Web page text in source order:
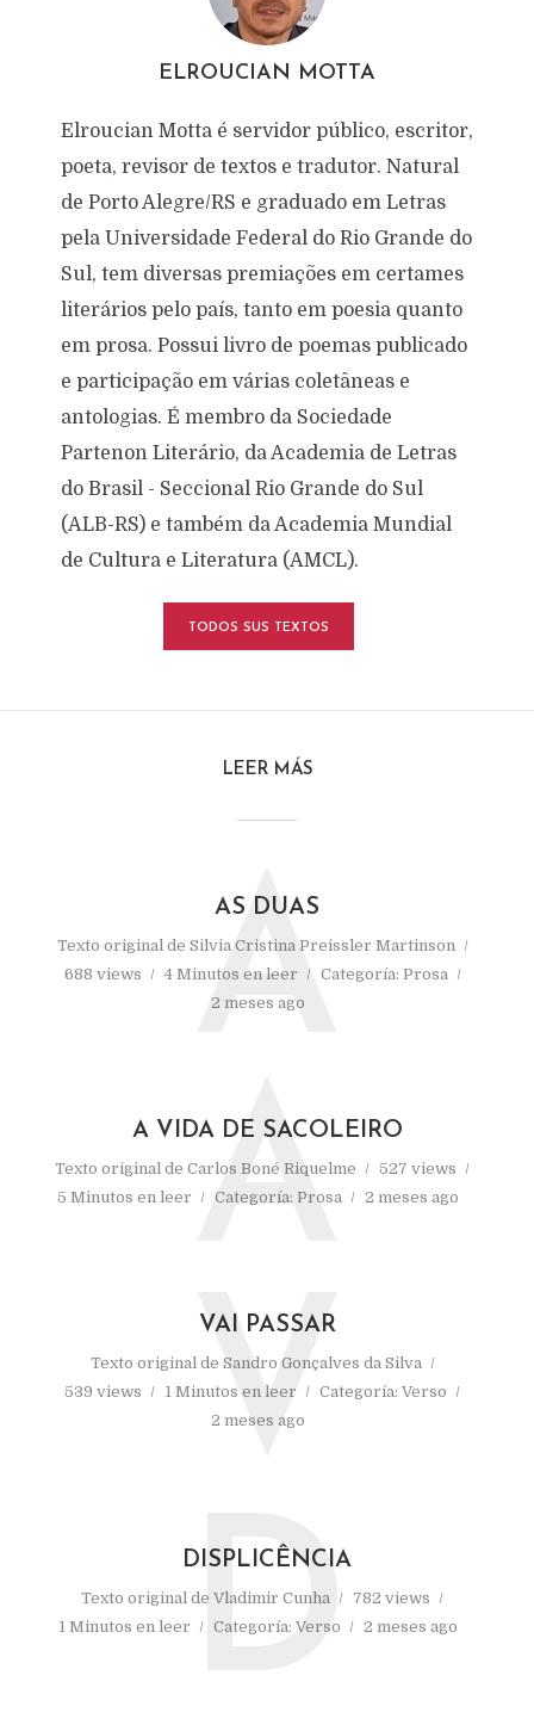
1 Minutos en leer
ELROUCIAN MOTTA
Elroucian Motta é servidor público, escritor,
poeta, revisor de textos e tradutor. Natural
de Porto Alegre/RS e graduado em Letras
pela Universidade Federal do Rio Grande do
Sul, tem diversas premiações em certames
literários pelo país, tanto em poesia quanto
em prosa. Possui livro de poemas publicado
e participação em várias coletâneas e
antologias. É membro da Sociedade
Partenon Literário, da Academia de Letras
do Brasil - Seccional Rio Grande do Sul
(ALB-RS) e também da Academia Mundial
de Cultura e Literatura (AMCL).
TODOS SUS TEXTOS
LEER MÁS
AS DUAS
Texto original de Silvia Cristina Preissler Martinson
688 views
4 Minutos en leer Categoría: Prosa
2 meses ago
A
A VIDA DE SACOLEIRO
Texto original de Carlos Boné Riquelme
527 views
5 Minutos en leer
Categoría: Prosa 2 meses ago
A
VAI PASSAR
Texto original de Sandro Gonçalves da Silva
539 views
1 Minutos en leer Categoría: Verso
2 meses ago
V
DISPLICÊNCIA
Texto original de Vladimir Cunha
782 views
1 Minutos en leer
Categoría: Verso 2 meses ago
D